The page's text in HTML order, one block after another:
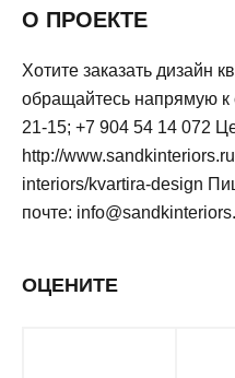
О ПРОЕКТЕ
Хотите заказать дизайн
обращайтесь напрямую к
21-15; +7 904 54 14 072
http://
interiors/kvartira-design
почте:
ОЦЕНИТЕ